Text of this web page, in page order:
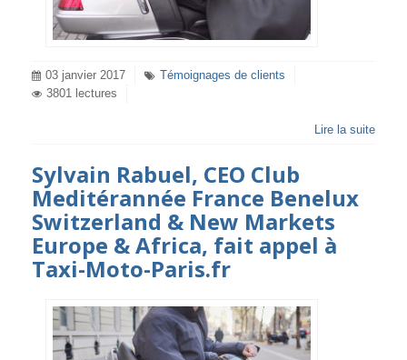
03 janvier 2017
Témoignages de clients
3801 lectures
Lire la suite
Sylvain Rabuel, CEO Club
Meditérannée France Benelux
Switzerland & New Markets
Europe & Africa, fait appel à
Taxi-Moto-Paris.fr